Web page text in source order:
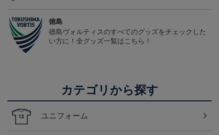
徳島
徳島ヴォルティスのすべてのグッズをチェックした
い方に！全グッズ一覧はこちら！
カテゴリから探す
ユニフォーム